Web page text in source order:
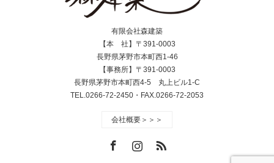
有限会社森建築
【本 社】〒391-0003
長野県茅野市本町西1-46
【事務所】〒391-0003
長野県茅野市本町西4-5 丸上ビル1-C
TEL.0266-72-2450・FAX.0266-72-2053
会社概要＞＞＞